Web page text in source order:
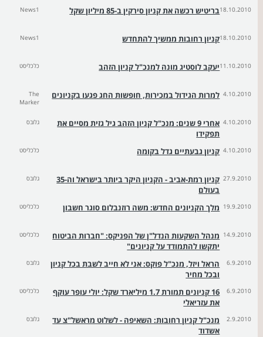
18.10.2010בריטיש רכשה את קניון סירקין ב-85 מיליון שקל News1
18.10.2010קניון רחובות ממשיך להתחדש News1
11.10.2010יעקב לוסטיג מונה למנכ"ל קניון הזהב כלכליסט
4.10.2010 למרות הגידול במכירות, חופשות החג פגעו בקניונים
The
Marker
4.10.2010
אחרי 9 שנים: מנכ"ל קניון הזהב גיל גזית מסיים את
תפקידו
גלובס
4.10.2010 קניון גבעתיים גדל בקומה כלכליסט
27.9.2010
קניון רמת-אביב - הקניון היקר ביותר בישראל וה-35
בעולם
גלובס
19.9.2010 מלך הקניונים החדש: משה רוזנבלום סוגר חשבון כלכליסט
14.9.2010 מנהל השקעות הנדל"ן של הפניקס: "חברות הביטוח
יתקשו להתמודד על קניונים"
כלכליסט
6.9.2010
הראל ויזל, מנכ"ל פוקס: אני לא חייב לשבת בכל קניון
ובכל מחיר
גלובס
6.9.2010
16 קניונים תמורת 1.7 מיליארד שקל: יולי עופר עוקף
את עזריאלי
כלכליסט
2.9.2010
מנכ"ל קניון רחובות: השאיפה - לשלוט מראשל"צ עד
אשדוד
גלובס